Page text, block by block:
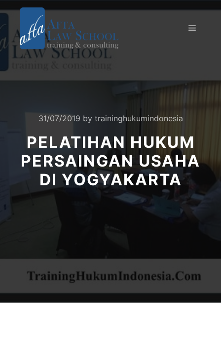
31/07/2019 by traininghukumindonesia
PELATIHAN HUKUM
PERSAINGAN USAHA
DI YOGYAKARTA